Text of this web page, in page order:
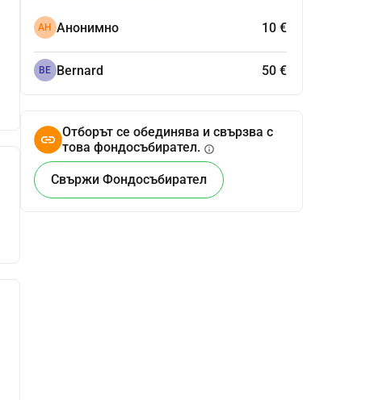
АН Анонимно 10 €
BE Bernard 50 €
Отборът се обединява и свързва с
това фондосъбирател. info
Свържи Фондосъбирател